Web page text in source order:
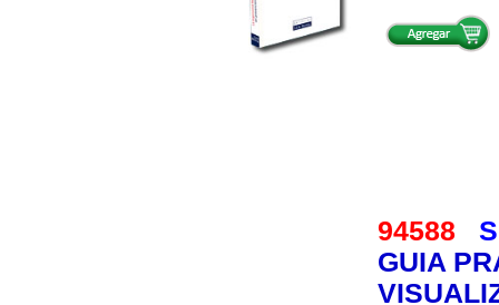
94588
GUIA